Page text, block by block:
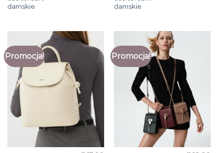
damskie
damskie
Promocja! Promocja!